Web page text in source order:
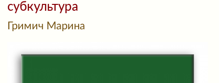
субкультура
Гримич Марина